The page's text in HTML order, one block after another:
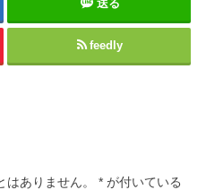
送る
feedly
ありません。 * が付いている